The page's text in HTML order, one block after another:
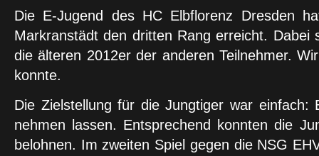
Die E-Jugend des HC Elbflorenz Dresden
Markranstädt den dritten Rang erreicht.
die älteren 2012er der anderen Teilnehmer.
konnte.
Die Zielstellung für die Jungtiger war
nehmen lassen. Entsprechend konnten die
belohnen. Im zweiten Spiel gegen die NSG